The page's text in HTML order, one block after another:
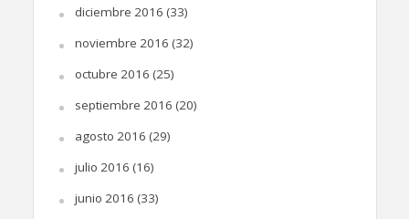
diciembre 2016 (33)
noviembre 2016 (32)
octubre 2016 (25)
septiembre 2016 (20)
agosto 2016 (29)
julio 2016 (16)
junio 2016 (33)